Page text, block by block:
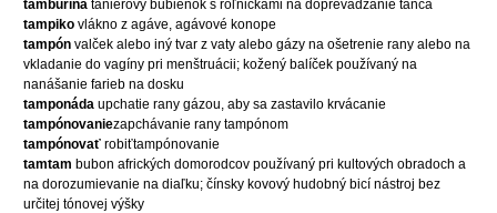
tamburína tanierový bubienok s roľničkami na doprevádzanie tanca
tampiko vlákno z agáve, agávové konope
tampón valček alebo iný tvar z vaty alebo gázy na ošetrenie rany alebo na
vkladanie do vagíny pri menštruácii; kožený balíček používaný na
nanášanie farieb na dosku
tamponáda upchatie rany gázou, aby sa zastavilo krvácanie
tampónovaniezapchávanie rany tampónom
tampónovať robiťtampónovanie
tamtam bubon afrických domorodcov používaný pri kultových obradoch a
na dorozumievanie na diaľku; čínsky kovový hudobný bicí nástroj bez
určitej tónovej výšky